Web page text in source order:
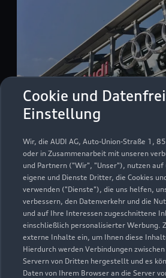
Cookie und
Einstellung
Wir, die AUDI AG, Auto-Union-Straße 1,
oder in Zusammenarbeit mit unseren
und Partnern ("Wir", "Unser"), nutzen auf
eigene und Dienste Dritter, die Cookies
verwenden ("Dienste"), die uns helfen,
verbessern, den Datenverkehr und die
und auf Ihre Interessen zugeschnittene
einschließlich personalisierter Werbung.
externe Inhalte ein, um Ihnen diese
Hierdurch werden Verbindungen
Servern von Dritten hergestellt und es
Daten von Ihrem Browser an die Server
Kirchheimer Straße 59b
67269 Grünstadt
06359 96900
Kontaktdaten